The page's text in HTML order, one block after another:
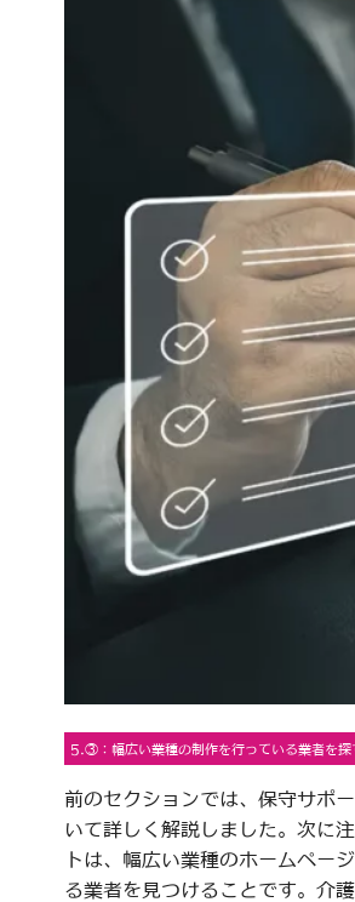
5.③：幅広い業種の制作を行っている業者を探
前のセクションでは、保守サポ
いて詳しく解説しました。次に
トは、幅広い業種のホームペー
る業者を見つけることです。介